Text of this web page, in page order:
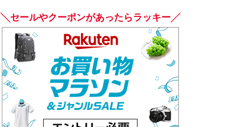
╲セールやクーポンがあったらラッキー╱